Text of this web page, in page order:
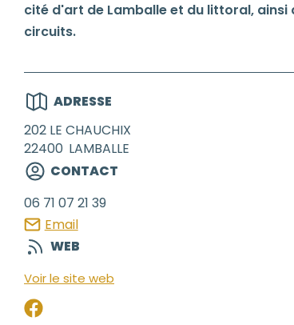
cité d'art de Lamballe et du littoral, ainsi
circuits.
ADRESSE
202 LE CHAUCHIX
22400 LAMBALLE
CONTACT
06 71 07 21 39
Email
WEB
Voir le site web